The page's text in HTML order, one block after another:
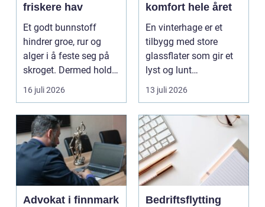
friskere hav
Et godt bunnstoff
hindrer groe, rur og
alger i å feste seg på
skroget. Dermed holder
båten bedre far...
16 juli 2026
komfort hele året
En vinterhage er et
tilbygg med store
glassflater som gir et
lyst og lunt
oppholdsrom nær
hagen, ogs...
13 juli 2026
Advokat i finnmark
Bedriftsflytting